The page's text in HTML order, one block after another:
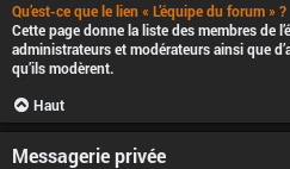
Qu’est-ce que le lien « L’équipe du forum » ?
Cette page donne la liste des membres de
administrateurs et modérateurs ainsi que
qu’ils modèrent.
Haut
Messagerie privée